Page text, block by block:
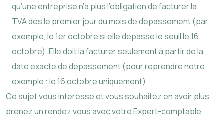
qu’une entreprise n’a plus l’obligation de facturer la
TVA dès le premier jour du mois de dépassement (par
exemple, le 1er octobre si elle dépasse le seuil le 16
octobre). Elle doit la facturer seulement à partir de la
date exacte de dépassement (pour reprendre notre
exemple : le 16 octobre uniquement).
Ce sujet vous intéresse et vous souhaitez en avoir plus,
prenez un rendez vous avec votre Expert-comptable